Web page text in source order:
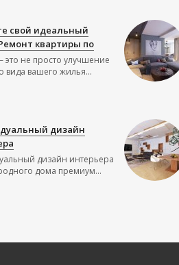
свой идеальный
квартиры по
это не просто улучшение
вида вашего жилья...
дизайн
дизайн интерьера
дома премиум...